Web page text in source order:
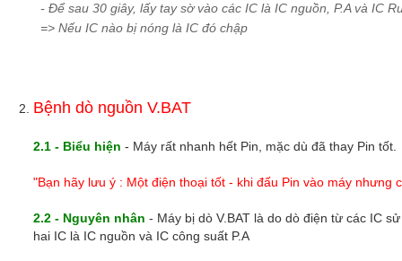
- Để sau 30 giây, lấy tay sờ vào các IC là IC nguồn, P.A và IC
=> Nếu IC nào bị nóng là IC đó chập
Bệnh dò nguồn V.BAT
2.1 - Biểu hiện - Máy rất nhanh hết Pin, mặc dù đã thay Pin tốt.
"Bạn hãy lưu ý : Một điện thoại tốt - khi đấu Pin vào máy
2.2 - Nguyên nhân - Máy bị dò V.BAT là do dò điện từ các IC
hai IC là IC nguồn và IC công suất P.A